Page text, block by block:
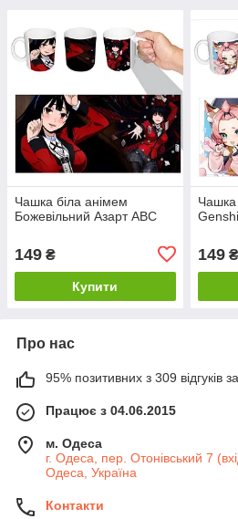
Чашка біла анімем
Божевільний Азарт ABC
149 ₴
Купити
Чашка
149₴
Про нас
95% позитивних з 309 відгуків
Працює з 04.06.2015
м. Одеса
г. Одеса, пер. Отонівський 7
Одеса, Україна
Контакти